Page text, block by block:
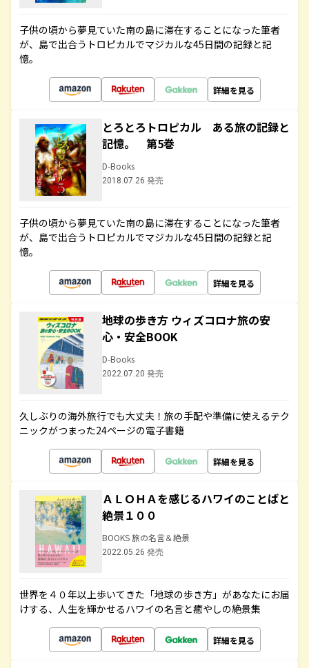
子供の頃から夢見ていた南の島に滞在することになった筆者
が、島で出合うトロピカルでマジカルな45日間の記録と記
憶。
詳細を見る
とろとろトロピカル ある旅の記録と
記憶。 第5巻
D-Books
2018.07.26 発売
子供の頃から夢見ていた南の島に滞在することになった筆者
が、島で出合うトロピカルでマジカルな45日間の記録と記
憶。
詳細を見る
地球の歩き方 ウィズコロナ旅の安
心・安全BOOK
D-Books
2022.07.20 発売
久しぶりの海外旅行でも大丈夫！旅の手配や準備に使えるテク
ニックがつまった24ページの電子書籍
詳細を見る
ＡＬＯＨＡを感じるハワイのことばと
絶景１００
BOOKS 旅の名言＆絶景
2022.05.26 発売
世界を４０年以上歩いてきた「地球の歩き方」があなたにお届
けする、人生を輝かせるハワイの名言と癒やしの絶景集
詳細を見る